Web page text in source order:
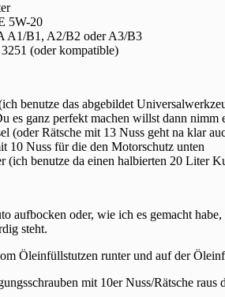
5W-20
A1/B1, A2/B2 oder A3/B3
(oder kompatible)
benutze das abgebildet
es ganz perfekt machen willst dann
(oder Rätsche mit 13 Nuss geht na klar
10 Nuss für die den Motorschutz unten
(ich benutze da einen halbierten 20 Liter
aufbocken oder, wie ich es gemacht
steht.
Öleinfüllstutzen runter und auf der
mit 10er Nuss/Rätsche